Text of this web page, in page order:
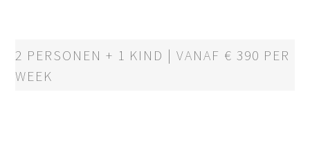
2 PERSONEN + 1 KIND | VANAF € 390 PER
WEEK